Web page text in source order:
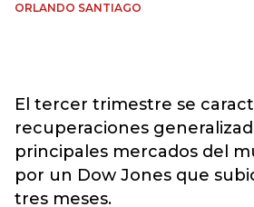
ORLANDO SANTIAGO
El tercer trimestre se
recuperaciones
principales mercados del
por un Dow Jones que
tres meses.